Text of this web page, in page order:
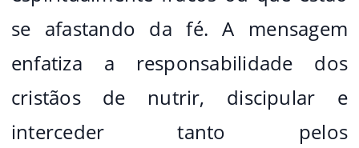
se afastando da fé. A mensagem
enfatiza a responsabilidade dos
cristãos de nutrir, discipular e
interceder tanto pelos